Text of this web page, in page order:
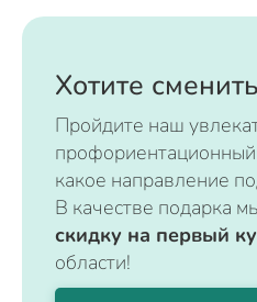
Хотите
Пройдите наш
профориентационный
какое направление
В качестве подарка
скидку на первый
области!